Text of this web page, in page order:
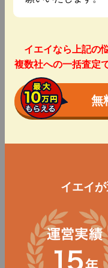
イエイなら上記の
複数社への一括査定
無
イエイ